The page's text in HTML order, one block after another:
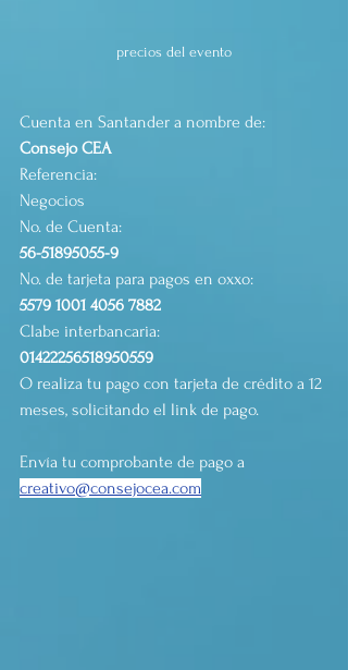
precios del evento
Cuenta en Santander a nombre de:
Consejo CEA
Referencia:
Negocios
No. de Cuenta:
56-51895055-9
No. de tarjeta para pagos en oxxo:
5579 1001 4056 7882
Clabe interbancaria:
01422256518950559
O realiza tu pago con tarjeta de crédito a 12
meses, solicitando el link de pago.
Envía tu comprobante de pago a
creativo@consejocea.com